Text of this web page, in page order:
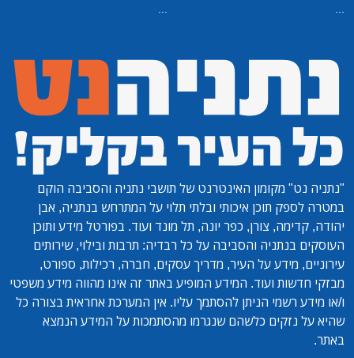
...
...
"נתניה נט" מקומון האינטרנט של תושבי נתניה והסביבה הוקם
במטרה לספק תוכן איכותי ובלתי תלוי על המתרחש בנתניה, אבן
יהודה, קדימה, צורן, כפר יונה, תל מונד ועוד. בפורטל מידע ותוכן
העוסקים בנתניה והסביבה על כל רבדיה: תרבות ובילוי, שירותים
עירוניים, מידע על העיר, מדריך עסקים, חברה, רכילות, ספורט,
מבזקי חדשות ועוד. המידע המופיע באתר זה אינו מהווה מידע משפטי
ו/או מידע רשמי הניתן להסתמך עליו. אין המערכת אחראית בצורה כל
שהיא על נזקים כלשהם שנגרמו מהסתמכות על המידע הנמצא
באתר.